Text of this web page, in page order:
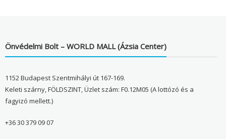
Önvédelmi Bolt – WORLD MALL (Ázsia Center)
1152 Budapest Szentmihályi út 167-169.
Keleti szárny, FÖLDSZINT, Üzlet szám: F0.12M05 (A lottózó és a
fagyizó mellett.)
+36 30 379 09 07